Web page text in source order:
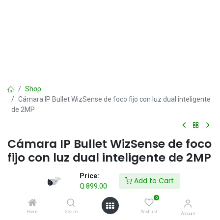
Price:
Q 899.00
Add to Cart
Home Search
0
Wishlist Account
Shop
Cámara IP Bullet WizSense de foco fijo con luz dual inteligente
de 2MP
Cámara IP Bullet WizSense de foco
fijo con luz dual inteligente de 2MP
899.00 IVA incluido
Add to Cart